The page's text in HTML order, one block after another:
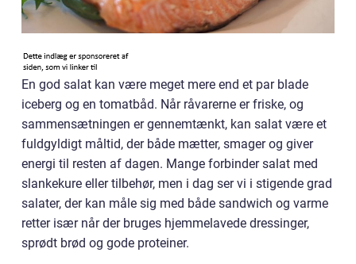
En god salat kan være meget mere end et par blade
iceberg og en tomatbåd. Når råvarerne er friske, og
sammensætningen er gennemtænkt, kan salat være et
fuldgyldigt måltid, der både mætter, smager og giver
energi til resten af dagen. Mange forbinder salat med
slankekure eller tilbehør, men i dag ser vi i stigende grad
salater, der kan måle sig med både sandwich og varme
retter især når der bruges hjemmelavede dressinger,
sprødt brød og gode proteiner.